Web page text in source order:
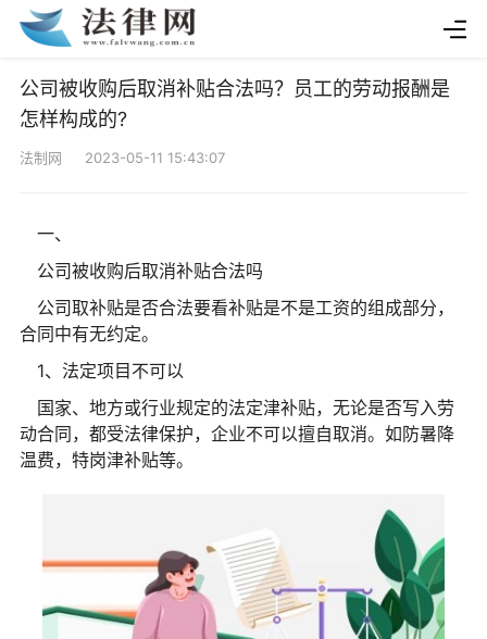
公司被收购后取消补贴合法吗？员工的劳动报酬是
怎样构成的?
法制网 2023-05-11 15:43:07
一、
公司被收购后取消补贴合法吗
公司取补贴是否合法要看补贴是不是工资的组成部分，
合同中有无约定。
1、法定项目不可以
国家、地方或行业规定的法定津补贴，无论是否写入劳
动合同，都受法律保护，企业不可以擅自取消。如防暑降
温费，特岗津补贴等。